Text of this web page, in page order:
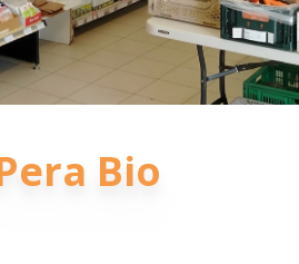
Bio